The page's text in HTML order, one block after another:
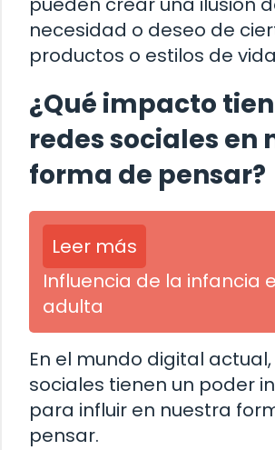
necesidad o deseo de
productos o estilos de
¿Qué impacto
redes sociales en
forma de pensar?
Leer más
Influencia de la infancia
adulta
En el mundo digital
sociales tienen un poder
para influir en nuestra
pensar.